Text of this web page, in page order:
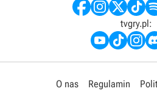
tvgry.pl:
O nas Regulamin